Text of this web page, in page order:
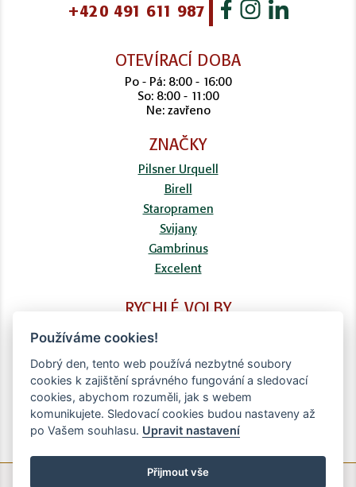
+420 491 611 987
OTEVÍRACÍ DOBA
Po - Pá: 8:00 - 16:00
So: 8:00 - 11:00
Ne: zavřeno
ZNAČKY
Pilsner Urquell
Birell
Staropramen
Svijany
Gambrinus
Excelent
RYCHLÉ VOLBY
Doprava
Obchodní podmínky
Zpracování osobních údajů
Používáme cookies!
Dobrý den, tento web používá nezbytné soubory
cookies k zajištění správného fungování a sledovací
cookies, abychom rozuměli, jak s webem
komunikujete. Sledovací cookies budou nastaveny až
po Vašem souhlasu. Upravit nastavení
Přijmout vše